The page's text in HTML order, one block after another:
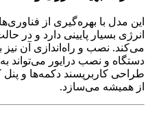
این مدل با بهره‌گیری از
انرژی بسیار پایینی دارد و در
می‌کند. نصب و راه‌اندازی آن نیز
دستگاه و نصب درایور می‌تواند
طراحی کاربرپسند دکمه‌ها و پنل
از همیشه می‌سازد.